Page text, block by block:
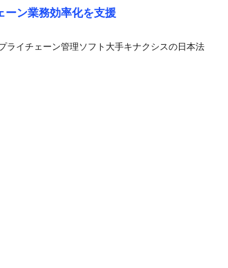
ーン業務効率化を支援
ライチェーン管理ソフト大手キナクシスの日本法